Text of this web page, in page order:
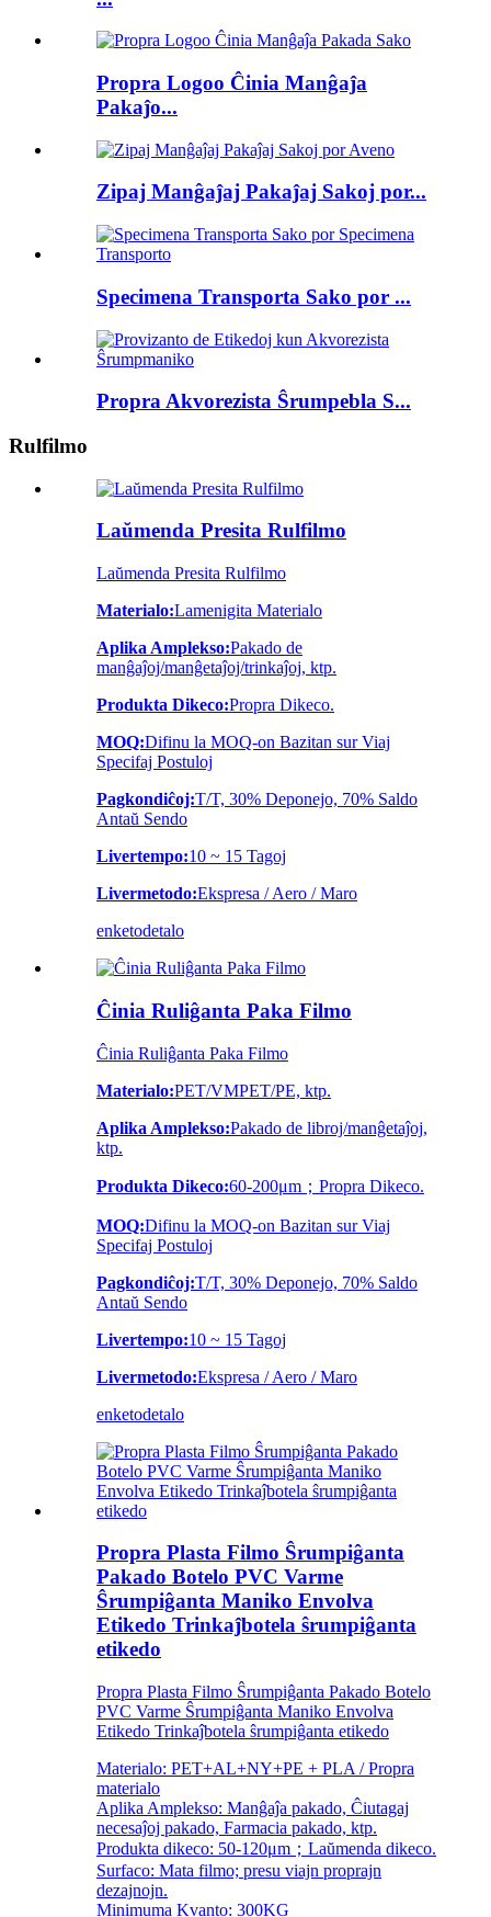
Propra Logoo Ĉinia Manĝaĵa
Pakaĵo...
Zipaj Manĝaĵaj Pakaĵaj Sakoj por...
Specimena Transporta Sako por ...
Propra Akvorezista Ŝrumpebla S...
Rulfilmo
Laŭmenda Presita Rulfilmo
Laŭmenda Presita Rulfilmo
Materialo:Lamenigita Materialo
Aplika Amplekso:Pakado de
manĝaĵoj/manĝetaĵoj/trinkaĵoj, ktp.
Produkta Dikeco:Propra Dikeco.
MOQ:Difinu la MOQ-on Bazitan sur Viaj
Specifaj Postuloj
Pagkondiĉoj:T/T, 30% Deponejo, 70% Saldo
Antaŭ Sendo
Livertempo:10 ~ 15 Tagoj
Livermetodo:Ekspresa / Aero / Maro
enketodetalo
Ĉinia Ruliĝanta Paka Filmo
Ĉinia Ruliĝanta Paka Filmo
Materialo:PET/VMPET/PE, ktp.
Aplika Amplekso:Pakado de libroj/manĝetaĵoj,
ktp.
Produkta Dikeco:60-200μm；Propra Dikeco.
MOQ:Difinu la MOQ-on Bazitan sur Viaj
Specifaj Postuloj
Pagkondiĉoj:T/T, 30% Deponejo, 70% Saldo
Antaŭ Sendo
Livertempo:10 ~ 15 Tagoj
Livermetodo:Ekspresa / Aero / Maro
enketodetalo
Propra Plasta Filmo Ŝrumpiĝanta
Pakado Botelo PVC Varme
Ŝrumpiĝanta Maniko Envolva
Etikedo Trinkaĵbotela ŝrumpiĝanta
etikedo
Propra Plasta Filmo Ŝrumpiĝanta Pakado Botelo
PVC Varme Ŝrumpiĝanta Maniko Envolva
Etikedo Trinkaĵbotela ŝrumpiĝanta etikedo
Materialo: PET+AL+NY+PE + PLA / Propra
materialo
Aplika Amplekso: Manĝaĵa pakado, Ĉiutagaj
necesaĵoj pakado, Farmacia pakado, ktp.
Produkta dikeco: 50-120μm；Laŭmenda dikeco.
Surfaco: Mata filmo; presu viajn proprajn
dezajnojn.
Minimuma Kvanto: 300KG